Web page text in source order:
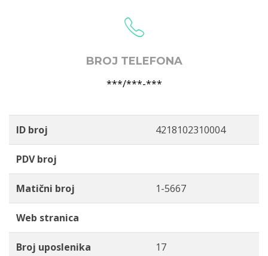
BROJ TELEFONA
***/***-***
ID broj 4218102310004
PDV broj
Matični broj 1-5667
Web stranica
Broj uposlenika 17